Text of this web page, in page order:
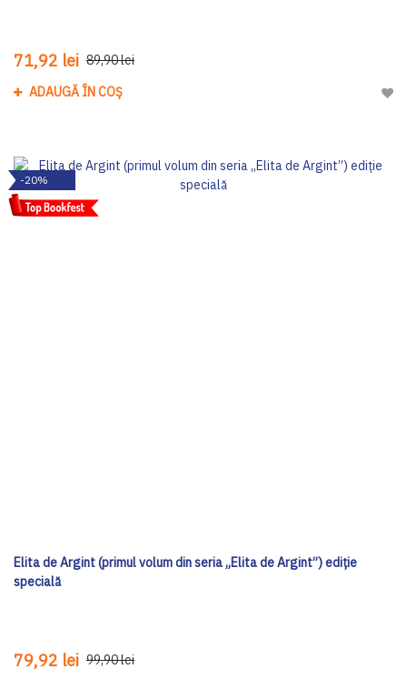
71,92 lei 89,90 lei
ADAUGĂ ÎN COȘ
-20%
Elita de Argint (primul volum din seria „Elita de Argint”) ediţie
specială
79,92 lei 99,90 lei